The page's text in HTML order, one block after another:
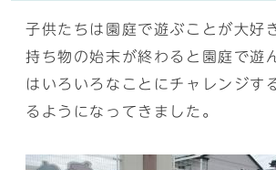
子供たちは園庭で遊ぶことが大好
持ち物の始末が終わると園庭で遊
はいろいろなことにチャレンジす
るようになってきました。